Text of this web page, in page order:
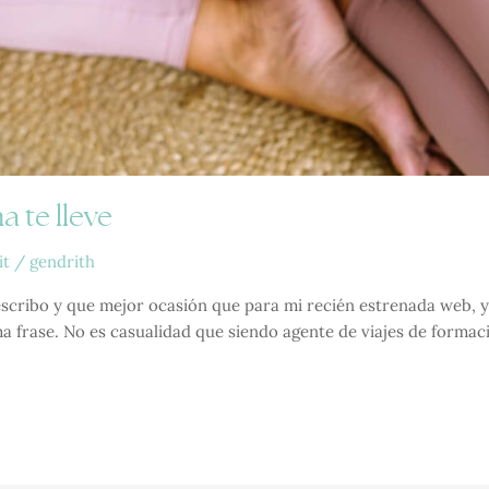
te lleve
/ gendrith
y que mejor ocasión que para mi recién estrenada web,
frase. No es casualidad que siendo agente de viajes de